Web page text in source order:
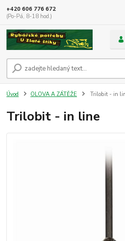
+420 606 776 672
(Po-Pá, 8-18 hod.)
Úvod OLOVA A ZÁTĚŽE Trilobit - in
Trilobit - in line